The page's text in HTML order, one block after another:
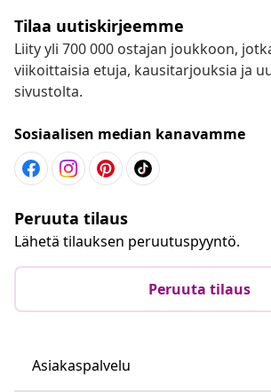
Tilaa uutiskirjeemme
Liity yli 700 000 ostajan joukkoon,
viikoittaisia etuja, kausitarjouksia ja
sivustolta.
Sosiaalisen median kanavamme
Peruuta tilaus
Lähetä tilauksen peruutuspyyntö.
Peruuta tilaus
Asiakaspalvelu